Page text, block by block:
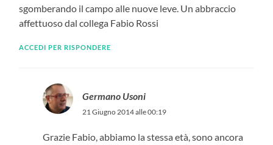
sgomberando il campo alle nuove leve. Un abbraccio
affettuoso dal collega Fabio Rossi
ACCEDI PER RISPONDERE
Germano Usoni
21 Giugno 2014 alle 00:19
Grazie Fabio, abbiamo la stessa età, sono ancora